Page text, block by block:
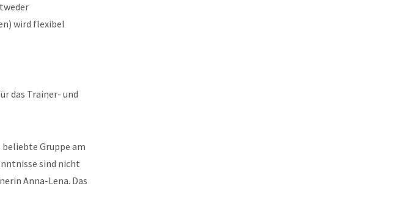
wird flexibel
das Trainer- und
Gruppe am
sind nicht
Anna-Lena. Das